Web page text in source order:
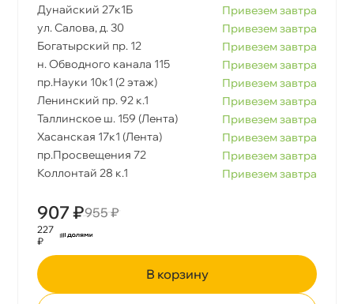
Дунайский 27к1Б
Привезем завтра
ул. Салова, д. 30
Привезем завтра
Богатырский пр. 12
Привезем завтра
н. Обводного канала 115
Привезем завтра
пр.Науки 10к1 (2 этаж)
Привезем завтра
Ленинский пр. 92 к.1
Привезем завтра
Таллинское ш. 159 (Лента)
Привезем завтра
Хасанская 17к1 (Лента)
Привезем завтра
пр.Просвещения 72
Привезем завтра
Коллонтай 28 к.1
Привезем завтра
907 ₽955 ₽
227
₽
корзину